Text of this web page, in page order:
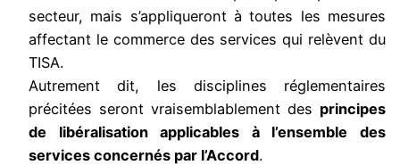
secteur, mais s’appliqueront à toutes les mesures
affectant le commerce des services qui relèvent du
TISA.
Autrement dit, les disciplines réglementaires
précitées seront vraisemblablement des principes
de libéralisation applicables à l’ensemble des
services concernés par l’Accord.